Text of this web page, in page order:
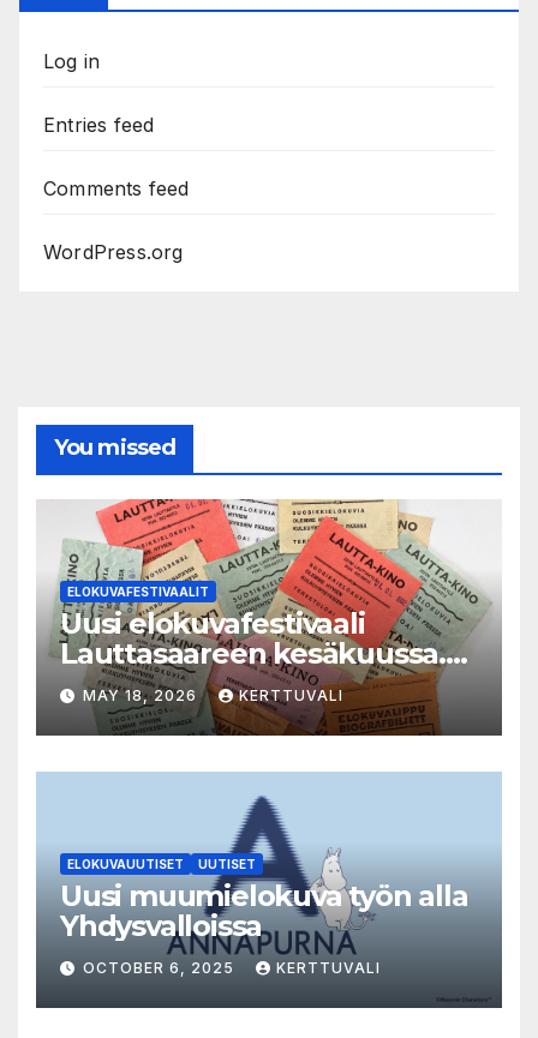
Log in
Entries feed
Comments feed
WordPress.org
You missed
ELOKUVAFESTIVAALIT
Uusi elokuvafestivaali
Lauttasaareen kesäkuussa.
LAUTTA-KINO esittää kaikki
elokuvat 35mm-filmiltä.
MAY 18, 2026 KERTTUVALI
ELOKUVAUUTISET UUTISET
Uusi muumielokuva työn alla
Yhdysvalloissa
OCTOBER 6, 2025 KERTTUVALI